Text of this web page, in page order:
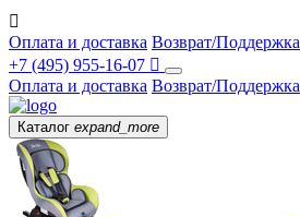

Оплата и доставка Возврат/Поддержка
+7 (495) 955-16-07 
Оплата и доставка Возврат/Поддержка
Каталог expand_more